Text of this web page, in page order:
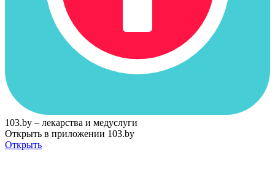
103.by – лекарства и медуслуги
Открыть в приложении 103.by
Открыть